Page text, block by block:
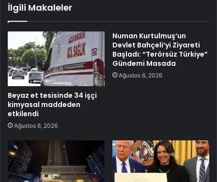
İlgili Makaleler
Beyaz et tesisinde 34 işçi
kimyasal maddeden
etkilendi
Ağustos 6, 2026
Numan Kurtulmuş’un
Devlet Bahçeli’yi Ziyareti
Başladı: “Terörsüz Türkiye”
Gündemi Masada
Ağustos 6, 2026